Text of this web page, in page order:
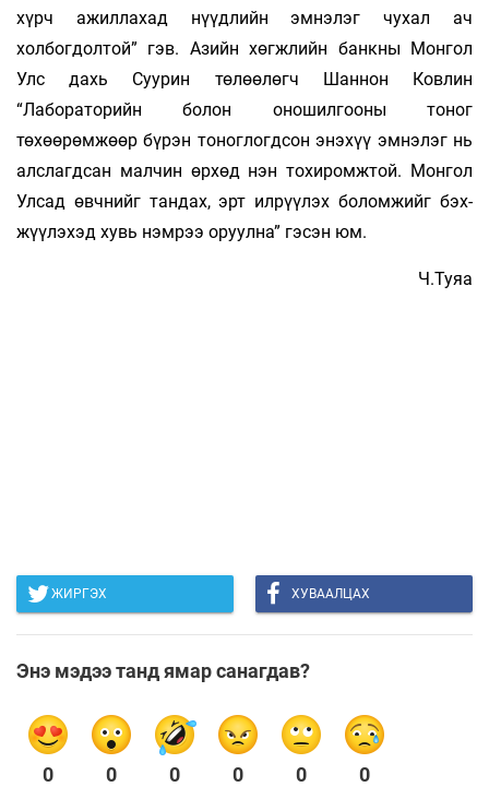
хүрч ажиллахад нүүдлийн эмнэлэг чухал ач
холбогдолтой” гэв. Азийн хөгжлийн банкны Монгол
Улс дахь Суурин төлөөлөгч Шаннон Ковлин
“Лабораторийн болон оношилгооны то­ног
төхөөрөмжөөр бүрэн тоноглогдсон энэхүү эм­нэлэг нь
алслагдсан малчин өрхөд нэн тохиромжтой. Монгол
Ул­сад өвчнийг тандах, эрт илрүүлэх боломжийг бэх­
жүү­лэхэд хувь нэмрээ оруулна” гэсэн юм.
Ч.Туяа
ЖИРГЭХ ХУВААЛЦАХ
Энэ мэдээ танд ямар санагдав?
0 0 0 0 0 0